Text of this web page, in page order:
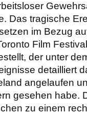
Das tragische
im Bezug
Film
der unter
detailliert
angelaufen
gesehen habe.
zu einem